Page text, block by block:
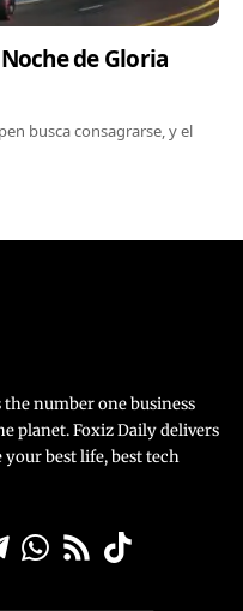
Noche de Gloria
busca consagrarse, y el
number one business
planet. Foxiz Daily delivers
best life, best tech